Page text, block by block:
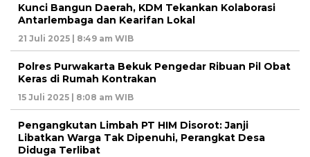
Kunci Bangun Daerah, KDM Tekankan Kolaborasi
Antarlembaga dan Kearifan Lokal
21 Juli 2025 | 8:49 am WIB
Polres Purwakarta Bekuk Pengedar Ribuan Pil Obat
Keras di Rumah Kontrakan
15 Juli 2025 | 8:08 am WIB
Pengangkutan Limbah PT HIM Disorot: Janji
Libatkan Warga Tak Dipenuhi, Perangkat Desa
Diduga Terlibat